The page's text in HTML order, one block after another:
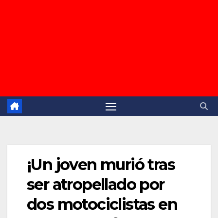
¡Un joven murió tras
ser atropellado por
dos motociclistas en